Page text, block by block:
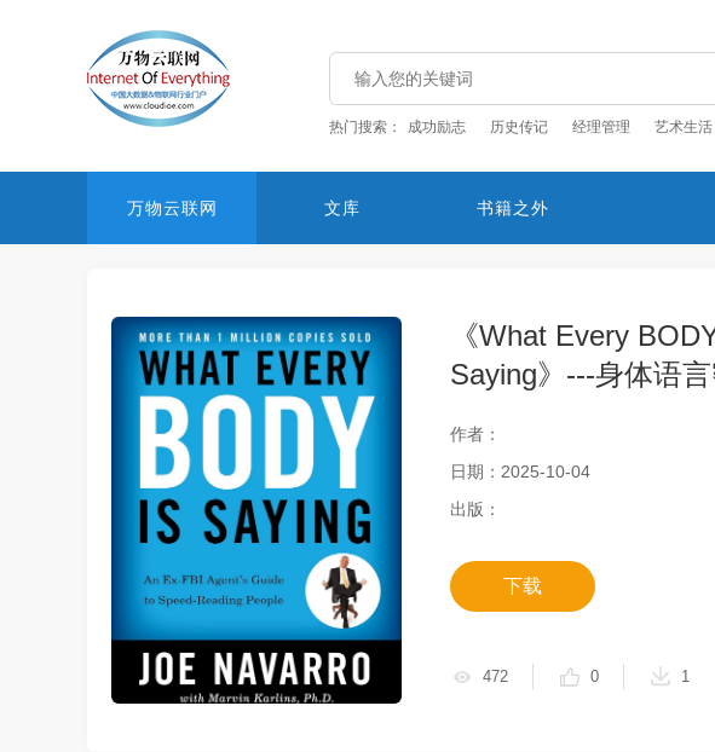
热门搜索： 成功励志 历史传记 经理管理 艺术生活
万物云联网 文库 书籍之外
《What Every
Saying》---身体语
作者：
日期：2025-10-04
出版：
下载
472 0 1